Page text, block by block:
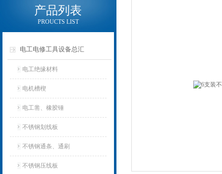
产品列表
PROUCTS LIST
电工电修工具设备总汇
电工绝缘材料
电机槽楔
电工凿、橡胶锤
不锈钢划线板
不锈钢通条、通刷
不锈钢压线板